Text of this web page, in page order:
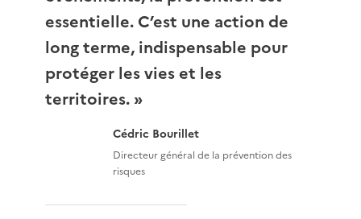
essentielle. C’est une action de
long terme, indispensable pour
protéger les vies et les
territoires.
Cédric Bourillet
Directeur général de la prévention des
risques